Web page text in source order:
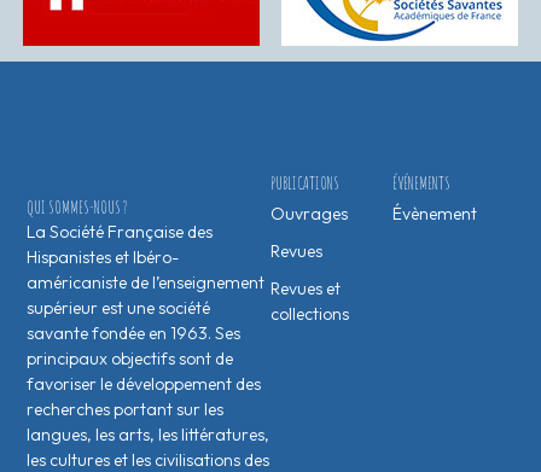
ÉVÉNEMENTS
Évènement
PUBLICATIONS
Ouvrages
Revues
Revues et
collections
QUI SOMMES-NOUS ?
La Société Française des
Hispanistes et Ibéro-
américaniste de l’enseignement
supérieur est une société
savante fondée en 1963. Ses
principaux objectifs sont de
favoriser le développement des
recherches portant sur les
langues, les arts, les littératures,
les cultures et les civilisations des